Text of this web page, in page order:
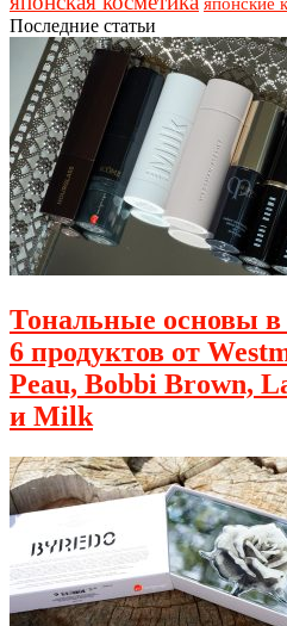
Последние статьи
Тональные основы в
6 продуктов от
Peau, Bobbi Brown,
и Milk